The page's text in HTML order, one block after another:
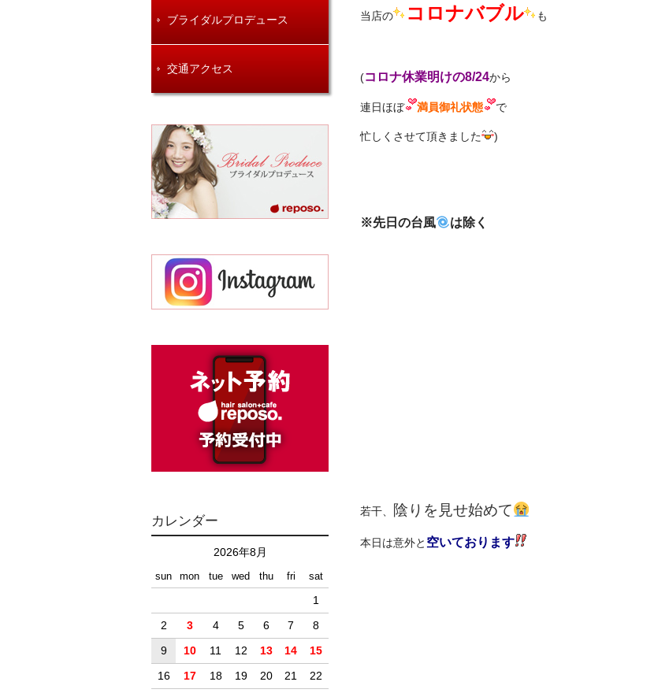
当店の コロナバブル も
(コロナ休業明けの8/24から
連日ほぼ 満員御礼状態 で
忙しくさせて頂きました )
※先日の台風 は除く
若干、 陰りを見せ始めて
本日は意外と 空いております
ブライダルプロデュース
交通アクセス
カレンダー
2026年8月
sun mon tue wed thu fri sat
1
2
3 4 5 6 7
8
9
10 11 12 13 14
15
16
17 18 19 20 21
22